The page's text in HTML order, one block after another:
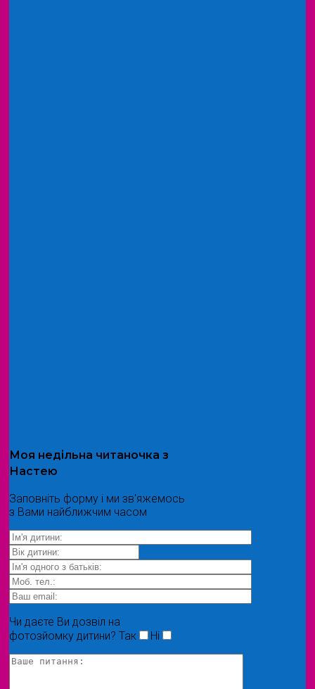
Моя недільна читаночка з
Настею
Заповніть форму і ми зв'яжемось
з Вами найближчим часом
Чи даєте Ви дозвіл на
фотозйомку дитини? Так Ні